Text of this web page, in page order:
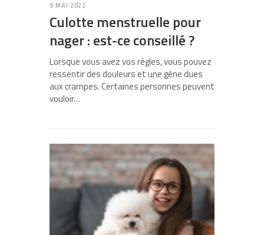
9 MAI 2022
Culotte menstruelle pour
nager : est-ce conseillé ?
Lorsque vous avez vos règles, vous pouvez
ressentir des douleurs et une gêne dues
aux crampes. Certaines personnes peuvent
vouloir…